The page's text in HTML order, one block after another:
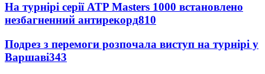
На турнірі серії ATP Masters 1000 встановлено
незбагненний антирекорд810
Подрез з перемоги розпочала виступ на турнірі у
Варшаві343